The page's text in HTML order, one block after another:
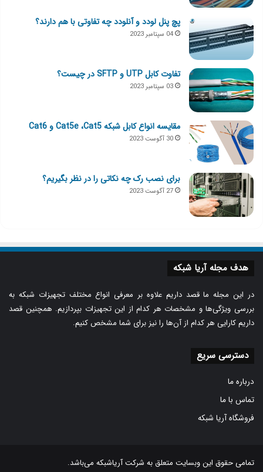
پچ پنل لودد و آنلودد چه تفاوتی با هم دارند؟
04 سپتامبر 2023
تفاوت کابل UTP و SFTP در چیست؟
03 سپتامبر 2023
مقایسه انواع کابل شبکه Cat5e ،Cat5 و Cat6
30 آگوست 2023
برای نصب رک چه نکاتی را در نظر بگیریم؟
27 آگوست 2023
هدف مجله آریا شبکه
در این مجله ما قصد داریم علاوه بر معرفی انواع مختلف تجهیزات شبکه به
بررسی ویژگی‌ها و مشخصات هر کدام از این تجهیزات بپردازیم. همچنین قصد
داریم کارایی هر کدام از آن‌ها را نیز برای شما مشخص کنیم.
دسترسی سریع
درباره ما
تماس با ما
فروشگاه آریا شبکه
تمامی حقوق این وبسایت متعلق به شرکتآریاشبکه می‌باشد.